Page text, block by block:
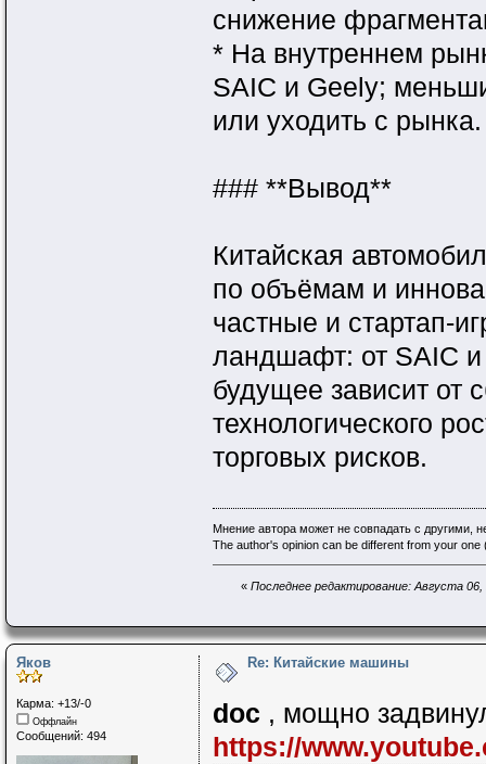
снижение
* На внутреннем
SAIC и Geely;
или уходить с рынка.
### **Вывод**
Китайская
по объёмам и
частные и
ландшафт: от SAIC
будущее зависит от
технологического
торговых рисков.
Мнение автора может не совпадать с другими,
The author's opinion can be different from your
« Последнее редактирование: Августа
Яков
Карма: +13/-0
Оффлайн
Сообщений: 494
Re: Китайские машины
doc , мощно
https://